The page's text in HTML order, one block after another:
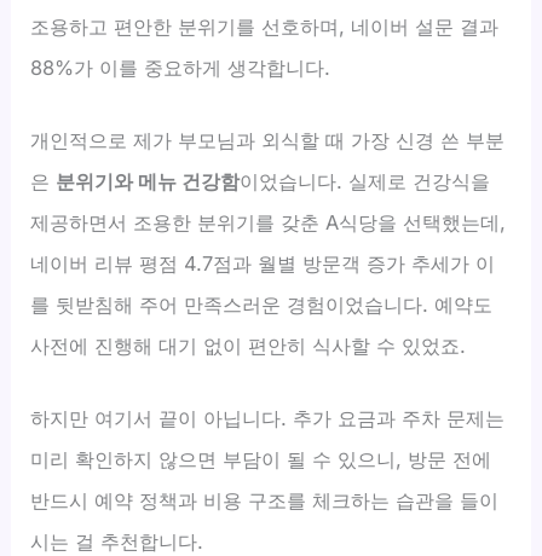
조용하고 편안한 분위기를 선호하며, 네이버 설문 결과
88%가 이를 중요하게 생각합니다.
개인적으로 제가 부모님과 외식할 때 가장 신경 쓴 부분
은 분위기와 메뉴 건강함이었습니다. 실제로 건강식을
제공하면서 조용한 분위기를 갖춘 A식당을 선택했는데,
네이버 리뷰 평점 4.7점과 월별 방문객 증가 추세가 이
를 뒷받침해 주어 만족스러운 경험이었습니다. 예약도
사전에 진행해 대기 없이 편안히 식사할 수 있었죠.
하지만 여기서 끝이 아닙니다. 추가 요금과 주차 문제는
미리 확인하지 않으면 부담이 될 수 있으니, 방문 전에
반드시 예약 정책과 비용 구조를 체크하는 습관을 들이
시는 걸 추천합니다.